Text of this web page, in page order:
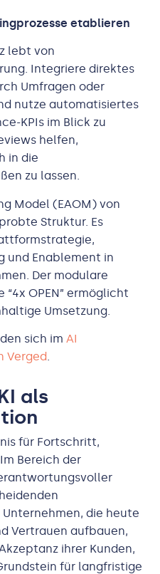
etablieren
lebt von
Integriere direktes
Umfragen oder
nutze automatisiertes
KPIs im Blick zu
helfen,
in die
zu lassen.
Model (EAOM) von
Struktur. Es
und Enablement in
Der modulare
OPEN” ermöglicht
Umsetzung.
sich im AI
Verged.
als
für Fortschritt,
Bereich der
die heute
Vertrauen aufbauen,
ihrer Kunden,
für langfristige